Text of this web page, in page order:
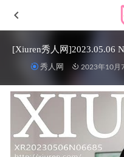
[Xiuren秀人网]2023.05.06
秀人网 2023年10月